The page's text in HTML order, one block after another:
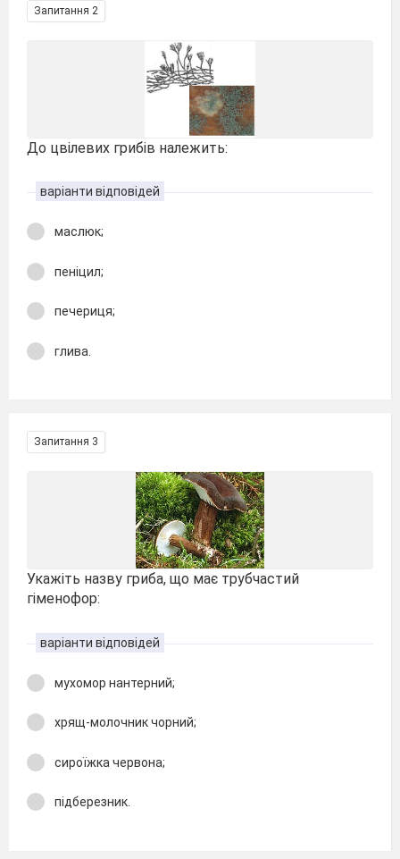
Запитання 2
До цвілевих грибів належить:
варіанти відповідей
маслюк;
пеніцил;
печериця;
глива.
Запитання 3
Укажіть назву гриба, що має трубчастий
гіменофор:
варіанти відповідей
мухомор нантерний;
хрящ-молочник чорний;
сироїжка червона;
підберезник.